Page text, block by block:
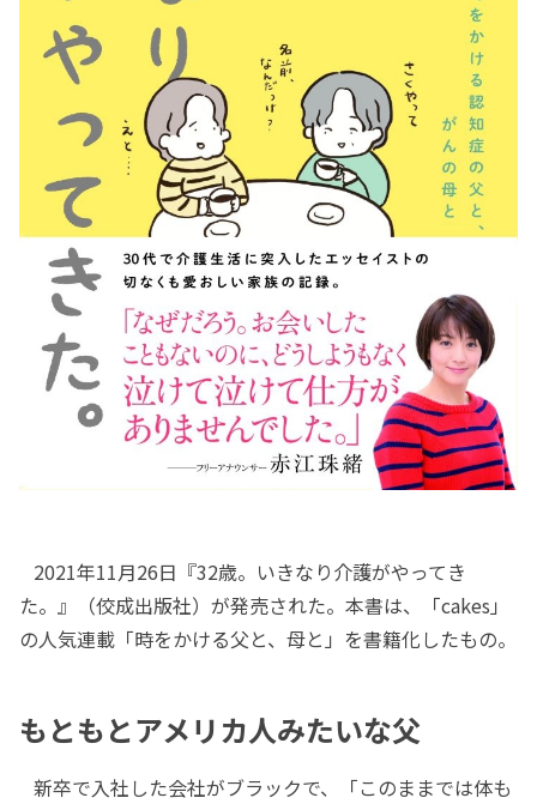
2021年11月26日『32歳。いきなり介護がやってき
た。』（佼成出版社）が発売された。本書は、「cakes」
の人気連載「時をかける父と、母と」を書籍化したもの。
もともとアメリカ人みたいな父
新卒で入社した会社がブラックで、「このままでは体も